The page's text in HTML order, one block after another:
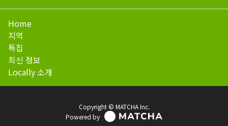
Home
지역
특집
최신 정보
Locally 소개
Copyright © MATCHA Inc.
Powered by